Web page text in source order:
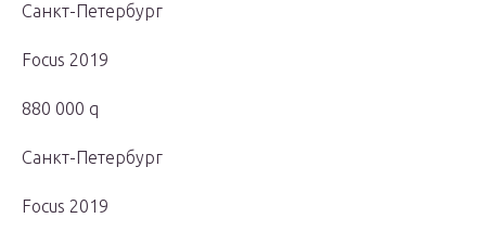
Санкт-Петербург
Focus 2019
880 000 q
Санкт-Петербург
Focus 2019